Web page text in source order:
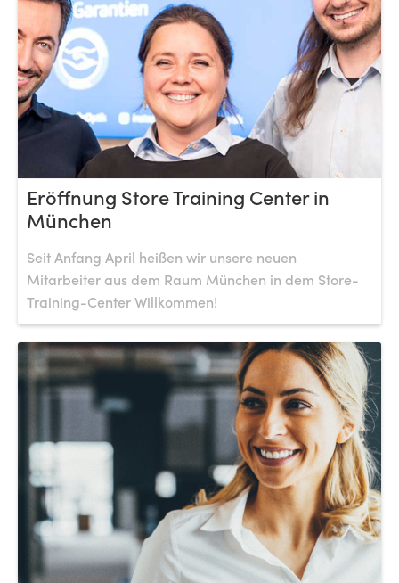
Eröffnung Store Training Center in
München
Seit Anfang April heißen wir unsere neuen
Mitarbeiter aus dem Raum München in dem Store-
Training-Center Willkommen!